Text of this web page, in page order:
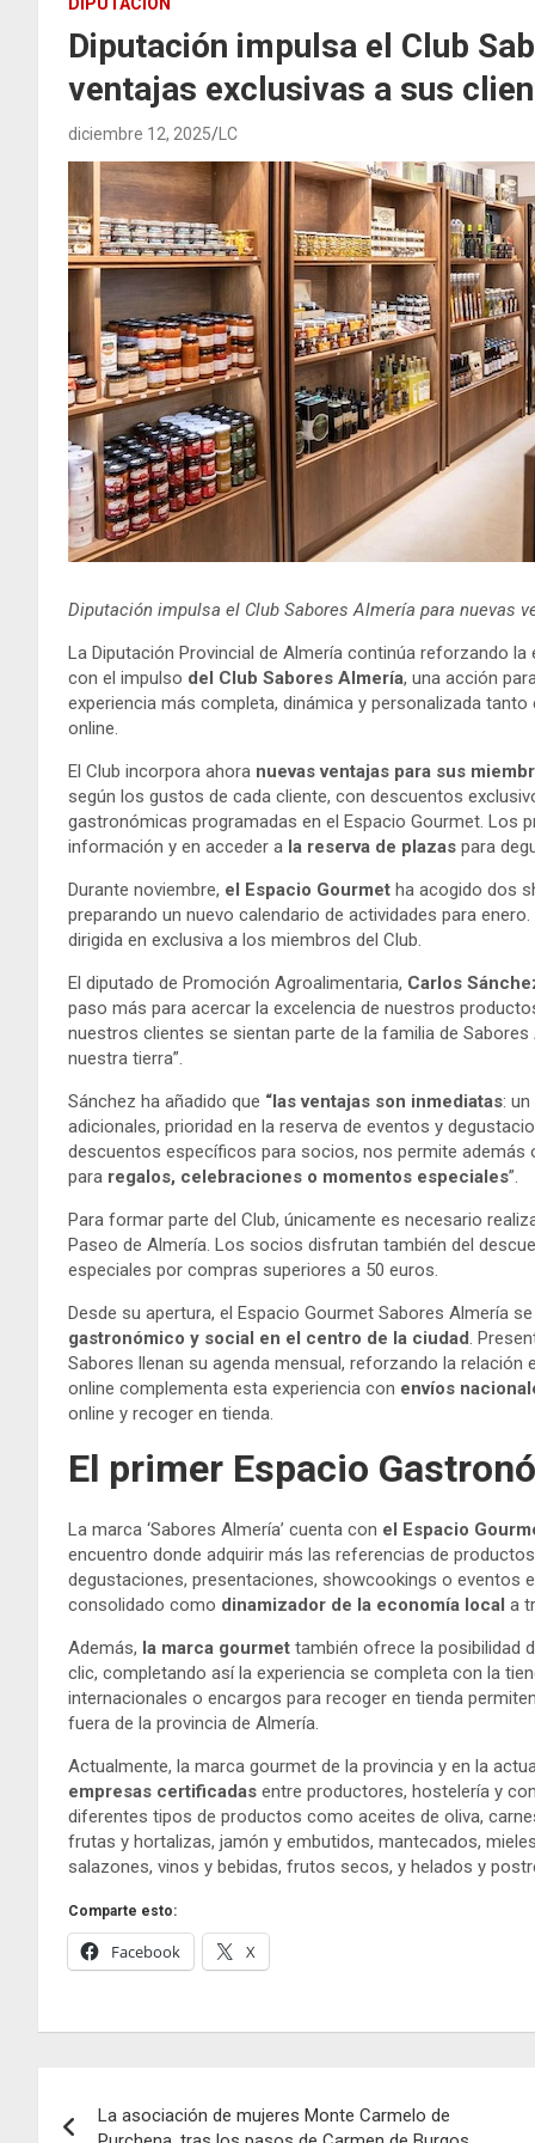
DIPUTACIÓN
Diputación impulsa el Club
ventajas exclusivas a sus
diciembre 12, 2025 LC
Diputación impulsa el Club Sabores Almería para nuevas
La Diputación Provincial de Almería continúa reforzando
con el impulso del Club Sabores Almería, una acción
experiencia más completa, dinámica y personalizada tanto
online.
El Club incorpora ahora nuevas ventajas para sus
según los gustos de cada cliente, con descuentos
gastronómicas programadas en el Espacio Gourmet. Los
información y en acceder a la reserva de plazas para
Durante noviembre, el Espacio Gourmet ha acogido dos
preparando un nuevo calendario de actividades para
dirigida en exclusiva a los miembros del Club.
El diputado de Promoción Agroalimentaria, Carlos
paso más para acercar la excelencia de nuestros
nuestros clientes se sientan parte de la familia de
nuestra tierra”.
Sánchez ha añadido que “las ventajas son inmediatas:
adicionales, prioridad en la reserva de eventos y
descuentos específicos para socios, nos permite
para regalos, celebraciones o momentos especiales”.
Para formar parte del Club, únicamente es necesario
Paseo de Almería. Los socios disfrutan también del
especiales por compras superiores a 50 euros.
Desde su apertura, el Espacio Gourmet Sabores Almería
gastronómico y social en el centro de la ciudad.
Sabores llenan su agenda mensual, reforzando la
online complementa esta experiencia con envíos
online y recoger en tienda.
El primer Espacio
La marca ‘Sabores Almería’ cuenta con el Espacio
encuentro donde adquirir más las referencias de
degustaciones, presentaciones, showcookings o eventos
consolidado como dinamizador de la economía local a
Además, la marca gourmet también ofrece la posibilidad
clic, completando así la experiencia se completa con la
internacionales o encargos para recoger en tienda
fuera de la provincia de Almería.
Actualmente, la marca gourmet de la provincia y en la
empresas certificadas entre productores, hostelería y
diferentes tipos de productos como aceites de oliva,
frutas y hortalizas, jamón y embutidos, mantecados,
salazones, vinos y bebidas, frutos secos, y helados y
Comparte esto:
Facebook X
La asociación de mujeres Monte Carmelo de